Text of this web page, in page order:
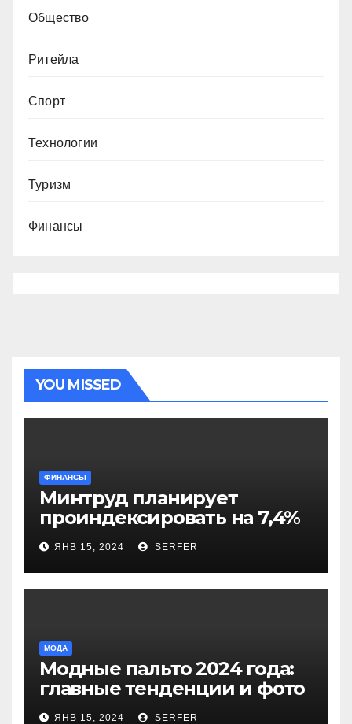
Общество
Ритейла
Спорт
Технологии
Туризм
Финансы
YOU MISSED
ФИНАНСЫ
Минтруд планирует
проиндексировать на 7,4%
более 40 выплат и
компенсаций
ЯНВ 15, 2024 SERFER
МОДА
Модные пальто 2024 года:
главные тенденции и фото
новинок
ЯНВ 15, 2024 SERFER